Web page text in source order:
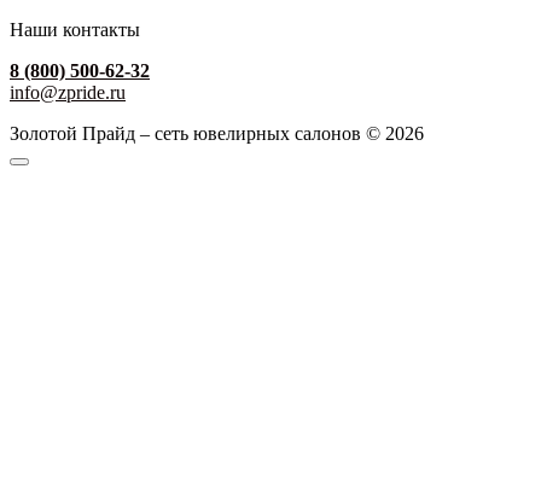
Наши контакты
8 (800) 500-62-32
info@zpride.ru
Золотой Прайд – сеть ювелирных салонов © 2026